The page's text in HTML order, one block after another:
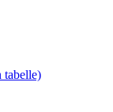
tabelle)